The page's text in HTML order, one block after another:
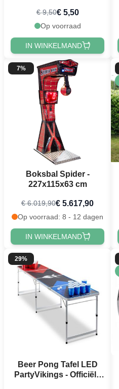
€ 9,50€ 5,50
Op voorraad
IN WINKELMAND
7%
Boksbal Spider -
227x115x63 cm
€ 6.019,90€ 5.617,90
Op voorraad: 8 - 12 dagen
IN WINKELMAND
29%
Beer Pong Tafel LED
PartyVikings - Officiële